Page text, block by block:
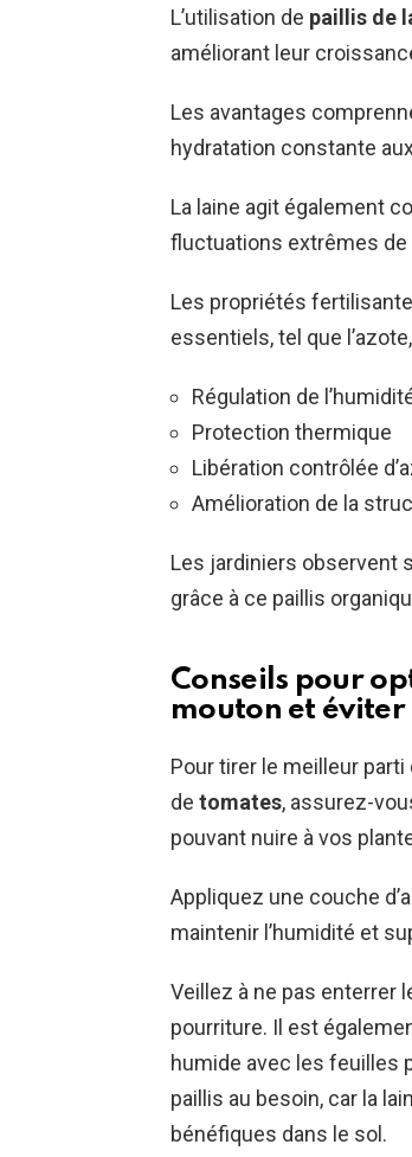
L’utilisation de paillis de
améliorant leur
Les avantages
hydratation constante
La laine agit également
fluctuations extrêmes de
Les propriétés
essentiels, tel que
Régulation de
Protection thermique
Libération contrôlée
Amélioration de la
Les jardiniers observent
grâce à ce paillis
Conseils pour
mouton et éviter
Pour tirer le meilleur parti
de tomates, assurez-
pouvant nuire à vos
Appliquez une couche
maintenir l’humidité et
Veillez à ne pas enterrer
pourriture. Il est
humide avec les feuilles
paillis au besoin, car la
bénéfiques dans le sol.